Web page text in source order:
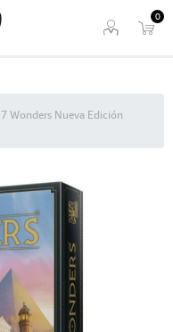
0
7 Wonders Nueva Edición